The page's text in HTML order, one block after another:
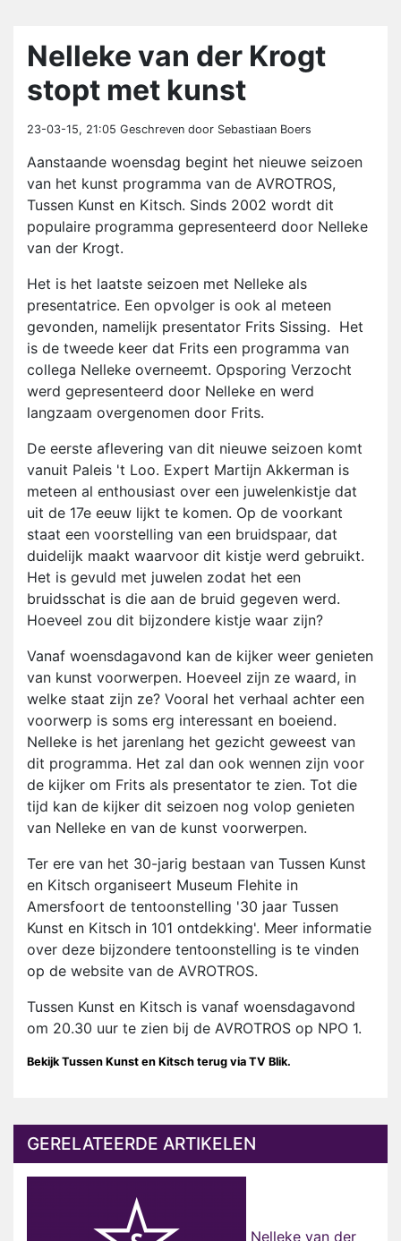
Nelleke van der Krogt
stopt met kunst
23-03-15, 21:05 Geschreven door Sebastiaan Boers
Aanstaande woensdag begint het nieuwe seizoen
van het kunst programma van de AVROTROS,
Tussen Kunst en Kitsch. Sinds 2002 wordt dit
populaire programma gepresenteerd door Nelleke
van der Krogt.
Het is het laatste seizoen met Nelleke als
presentatrice. Een opvolger is ook al meteen
gevonden, namelijk presentator Frits Sissing. Het
is de tweede keer dat Frits een programma van
collega Nelleke overneemt. Opsporing Verzocht
werd gepresenteerd door Nelleke en werd
langzaam overgenomen door Frits.
De eerste aflevering van dit nieuwe seizoen komt
vanuit Paleis 't Loo. Expert Martijn Akkerman is
meteen al enthousiast over een juwelenkistje dat
uit de 17e eeuw lijkt te komen. Op de voorkant
staat een voorstelling van een bruidspaar, dat
duidelijk maakt waarvoor dit kistje werd gebruikt.
Het is gevuld met juwelen zodat het een
bruidsschat is die aan de bruid gegeven werd.
Hoeveel zou dit bijzondere kistje waar zijn?
Vanaf woensdagavond kan de kijker weer genieten
van kunst voorwerpen. Hoeveel zijn ze waard, in
welke staat zijn ze? Vooral het verhaal achter een
voorwerp is soms erg interessant en boeiend.
Nelleke is het jarenlang het gezicht geweest van
dit programma. Het zal dan ook wennen zijn voor
de kijker om Frits als presentator te zien. Tot die
tijd kan de kijker dit seizoen nog volop genieten
van Nelleke en van de kunst voorwerpen.
Ter ere van het 30-jarig bestaan van Tussen Kunst
en Kitsch organiseert Museum Flehite in
Amersfoort de tentoonstelling '30 jaar Tussen
Kunst en Kitsch in 101 ontdekking'. Meer informatie
over deze bijzondere tentoonstelling is te vinden
op de website van de AVROTROS.
Tussen Kunst en Kitsch is vanaf woensdagavond
om 20.30 uur te zien bij de AVROTROS op NPO 1.
Bekijk Tussen Kunst en Kitsch terug via TV Blik.
GERELATEERDE ARTIKELEN
Nelleke van der